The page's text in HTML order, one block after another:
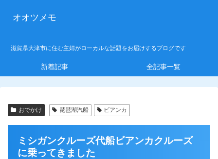
オオツメモ
滋賀県大津市に住む主婦がローカルな話題をお届けするブログです
新着記事 全記事一覧
おでかけ 琵琶湖汽船 ビアンカ
ミシガンクルーズ代船ビアンカクルーズ
に乗ってきました